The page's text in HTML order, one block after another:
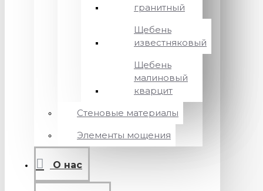
гранитный
Щебень
известняковый
Щебень
малиновый
кварцит
Стеновые материалы
Элементы мощения
О нас